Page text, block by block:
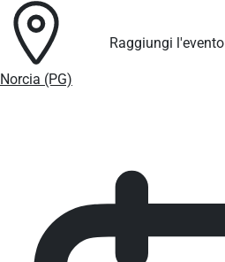
Norcia (PG)
Raggiungi l'evento